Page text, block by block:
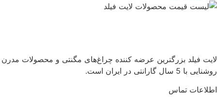
لایت فیلد بزرگترین عرضه کننده چراغ‌های مگنتی و محصولات مدرن
روشنایی با 5 سال گارانتی در ایران است.
اطلاعات تماس